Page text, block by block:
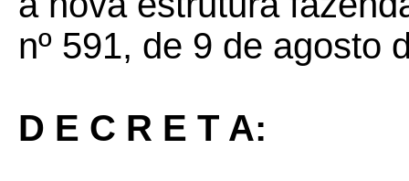
nº 591, de 9 de agosto
D E C R E T A: